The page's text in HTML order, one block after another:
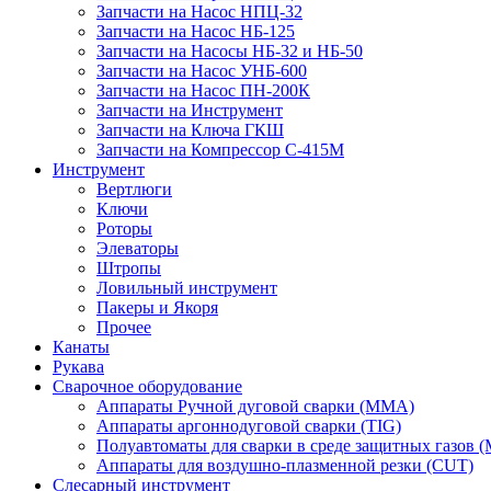
Запчасти на Насос НПЦ-32
Запчасти на Насос НБ-125
Запчасти на Насосы НБ-32 и НБ-50
Запчасти на Насос УНБ-600
Запчасти на Насос ПН-200К
Запчасти на Инструмент
Запчасти на Ключа ГКШ
Запчасти на Компрессор С-415М
Инструмент
Вертлюги
Ключи
Роторы
Элеваторы
Штропы
Ловильный инструмент
Пакеры и Якоря
Прочее
Канаты
Рукава
Сварочное оборудование
Аппараты Ручной дуговой сварки (MMA)
Аппараты аргоннодуговой сварки (TIG)
Полуавтоматы для сварки в среде защитных газов
Аппараты для воздушно-плазменной резки (CUT)
Слесарный инструмент